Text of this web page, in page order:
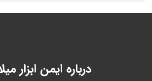
درباره ایمن ابزار